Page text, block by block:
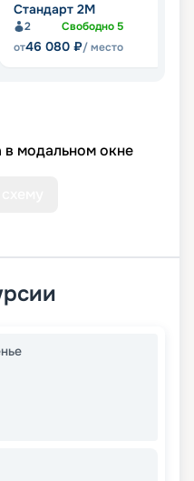
Стандарт 2M
2 Свободно5
от46 080 ₽/ место
модальном окне